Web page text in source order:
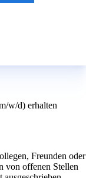
w/d) erhalten
Freunden oder
von offenen Stellen